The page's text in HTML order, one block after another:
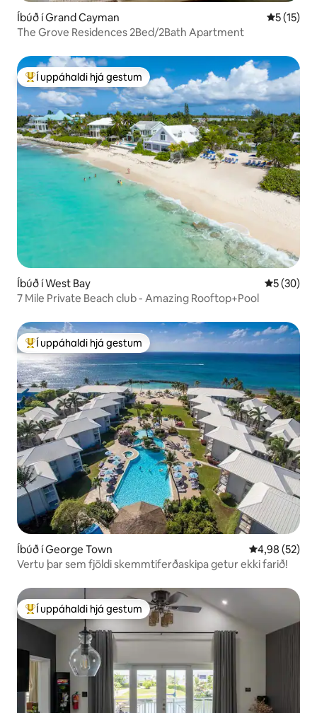
Íbúð í Grand Cayman 5 af 5 í
5 (15)
The Grove Residences 2Bed/2Bath Apartment
Í mestu uppáhaldi hjá gestum
Í uppáhaldi hjá gestum
Íbúð í West Bay 5 af 5 í
5 (30)
7 Mile Private Beach club - Amazing Rooftop+Pool
Í mestu uppáhaldi hjá gestum
Í uppáhaldi hjá gestum
Íbúð í George Town 4,98 af 5 í
4,98 (52)
Vertu þar sem fjöldi skemmtiferðaskipa getur ekki farið!
Í mestu uppáhaldi hjá gestum
Í uppáhaldi hjá gestum